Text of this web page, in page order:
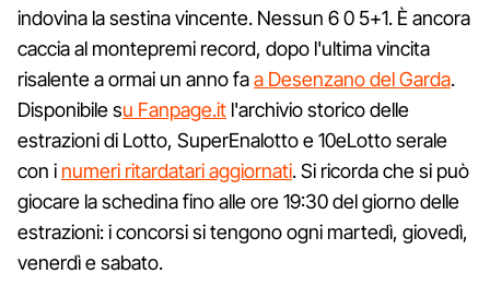
indovina la sestina vincente. Nessun 6 0 5+1. È ancora
caccia al montepremi record, dopo l'ultima vincita
risalente a ormai un anno faa Desenzano del Garda.
Disponibile su Fanpage.it l'archivio storico delle
estrazioni di Lotto, SuperEnalotto e 10eLotto serale
con i numeri ritardatari aggiornati. Si ricorda che si può
giocare la schedina fino alle ore 19:30 del giorno delle
estrazioni: i concorsi si tengono ogni martedì, giovedì,
venerdì e sabato.